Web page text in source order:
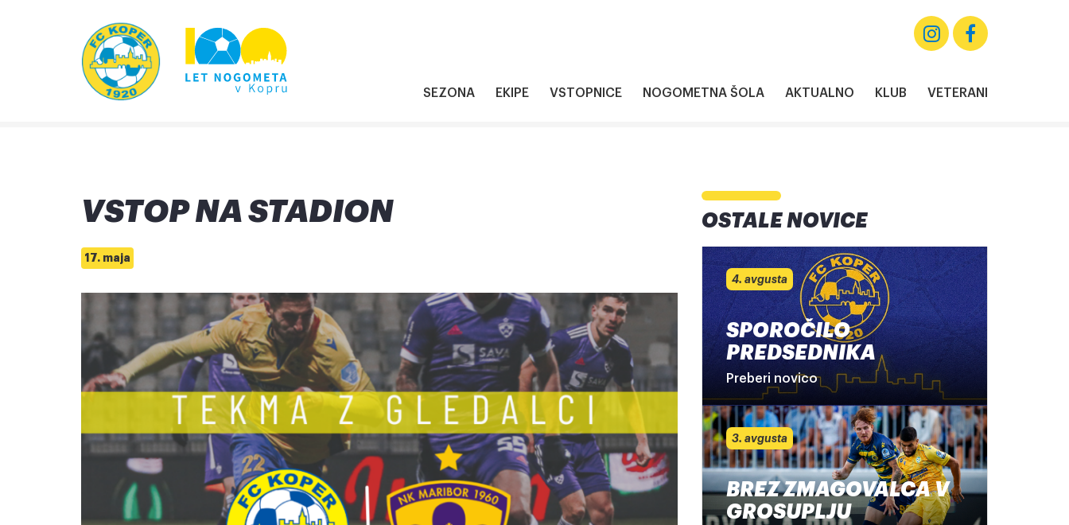
SEZONA EKIPE VSTOPNICE NOGOMETNA ŠOLA AKTUALNO KLUB VETERANI
VSTOP NA STADION
17. maja
OSTALE NOVICE
4. avgusta
SPOROČILO
PREDSEDNIKA
Preberi novico
3. avgusta
BREZ ZMAGOVALCA V
GROSUPLJU